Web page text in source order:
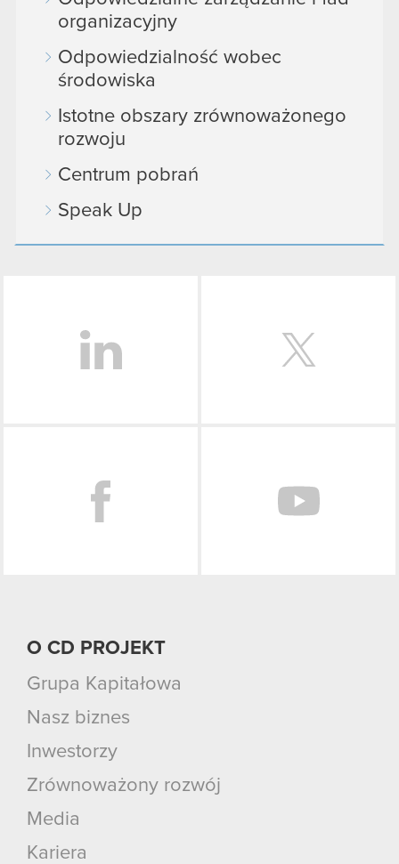
organizacyjny
Odpowiedzialność wobec
środowiska
Istotne obszary zrównoważonego
rozwoju
Centrum pobrań
Speak Up
O CD PROJEKT
Grupa Kapitałowa
Nasz biznes
Inwestorzy
Zrównoważony rozwój
Media
Kariera